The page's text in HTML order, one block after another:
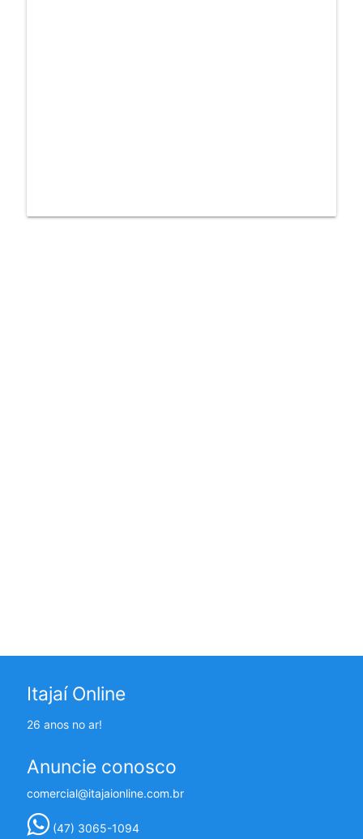
Itajaí Online
26 anos no ar!
Anuncie conosco
comercial@itajaionline.com.br
(47) 3065-1094